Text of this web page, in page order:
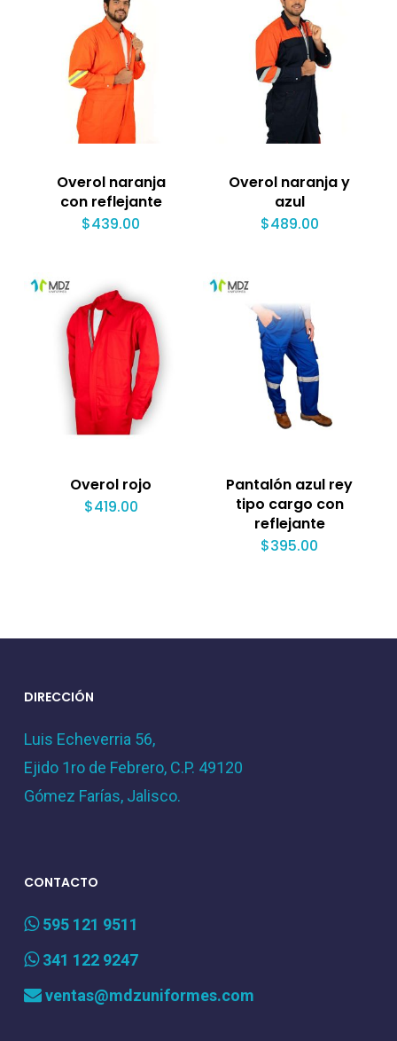
Overol naranja
con reflejante
$439.00
Overol naranja y
azul
$489.00
Overol rojo
$419.00
Pantalón azul rey
tipo cargo con
reflejante
$395.00
DIRECCIÓN
Luis Echeverria 56,
Ejido 1ro de Febrero, C.P. 49120
Gómez Farías, Jalisco.
CONTACTO
595 121 9511
341 122 9247
ventas@mdzuniformes.com